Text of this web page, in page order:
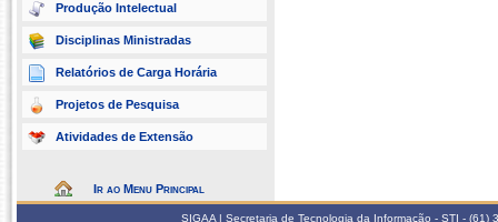
Produção Intelectual
Disciplinas Ministradas
Relatórios de Carga Horária
Projetos de Pesquisa
Atividades de Extensão
Ir ao Menu Principal
SIGAA | Secretaria de Tecnologia da Informação - STI -